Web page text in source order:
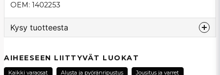
OEM: 1402253
Kysy tuotteesta
Kysy meiltä tästä tuotteesta...
AIHEESEEN LIITTYVÄT LUOKAT
Kaikki varaosat Alusta ja pyöränripustus Jousitus ja varret